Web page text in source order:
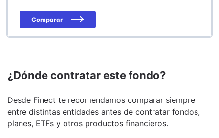
Comparar
¿Dónde contratar este fondo?
Desde Finect te recomendamos comparar siempre
entre distintas entidades antes de contratar fondos,
planes, ETFs y otros productos financieros.